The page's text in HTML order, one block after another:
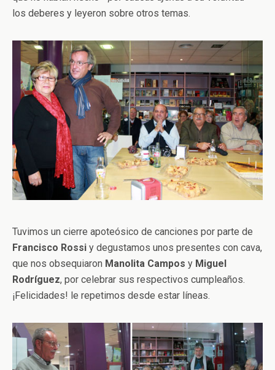
los deberes y leyeron sobre otros temas.
Tuvimos un cierre apoteósico de canciones por parte de
Francisco Rossi y degustamos unos presentes con cava,
que nos obsequiaron Manolita Campos y Miguel
Rodríguez, por celebrar sus respectivos cumpleaños.
¡Felicidades! le repetimos desde estar líneas.